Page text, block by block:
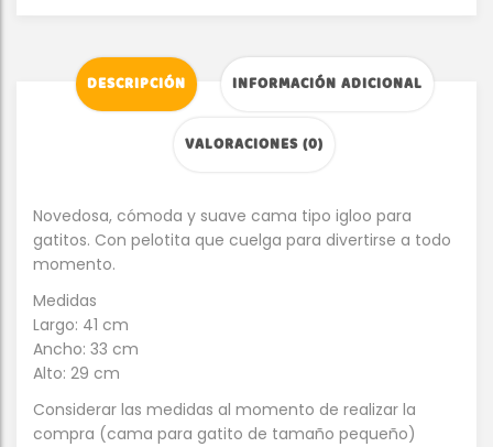
DESCRIPCIÓN INFORMACIÓN ADICIONAL
VALORACIONES (0)
Novedosa, cómoda y suave cama tipo igloo para
gatitos. Con pelotita que cuelga para divertirse a todo
momento.
Medidas
Largo: 41 cm
Ancho: 33 cm
Alto: 29 cm
Considerar las medidas al momento de realizar la
compra (cama para gatito de tamaño pequeño)